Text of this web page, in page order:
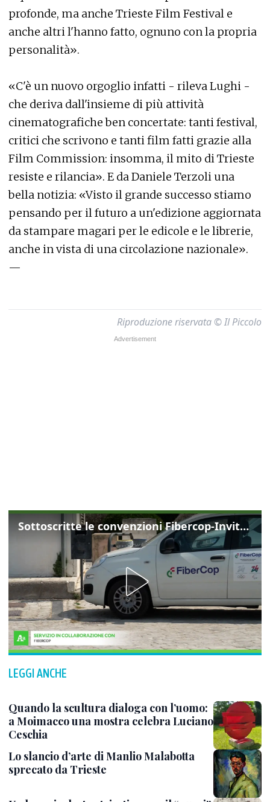
profonde, ma anche Trieste Film Festival e
anche altri l'hanno fatto, ognuno con la propria
personalità».
«C'è un nuovo orgoglio infatti - rileva Lughi -
che deriva dall'insieme di più attività
cinematografiche ben concertate: tanti festival,
critici che scrivono e tanti film fatti grazie alla
Film Commission: insomma, il mito di Trieste
resiste e rilancia». E da Daniele Terzoli una
bella notizia: «Visto il grande successo stiamo
pensando per il futuro a un'edizione aggiornata
da stampare magari per le edicole e le librerie,
anche in vista di una circolazione nazionale».
—
Riproduzione riservata © Il Piccolo
Sottoscritte le convenzioni Fibercop-Invitalia, fibra ottica per 477 mila civici
LEGGI ANCHE
Quando la scultura dialoga con l’uomo:
a Moimacco una mostra celebra Luciano
Ceschia
Lo slancio d’arte di Manlio Malabotta
sprecato da Trieste